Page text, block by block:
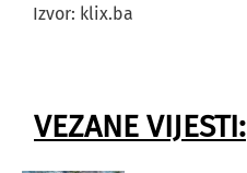
Izvor: klix.ba
VEZANE VIJESTI: